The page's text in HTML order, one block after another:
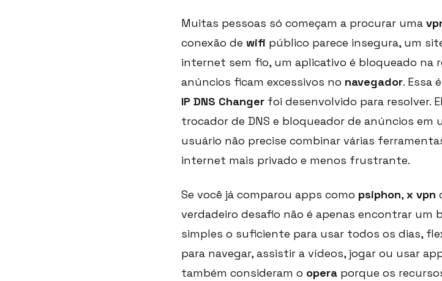
Muitas pessoas só começam a procurar uma
conexão de wifi público parece insegura, um
internet sem fio, um aplicativo é bloqueado na
anúncios ficam excessivos no navegador. Essa
IP DNS Changer foi desenvolvido para resolver.
trocador de DNS e bloqueador de anúncios em
usuário não precise combinar várias
internet mais privado e menos frustrante.
Se você já comparou apps como psiphon,x vpn
verdadeiro desafio não é apenas encontrar um
simples o suficiente para usar todos os dias,
para navegar, assistir a vídeos, jogar ou usar
também consideram o opera porque os